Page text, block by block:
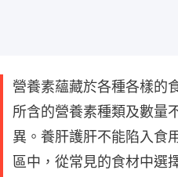
營養素蘊藏於各種各樣的
所含的營養素種類及數量
異。養肝護肝不能陷入食
區中，從常見的食材中選